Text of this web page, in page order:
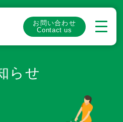
お問い合わせ
Contact us
らせ